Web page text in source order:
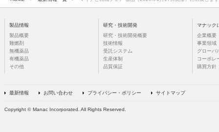
製品情報
製品概要
難燃剤
無機薬品
有機薬品
その他
研究・技術開発
研究・技術開発概要
技術情報
受託システム
生産体制
品質保証
マナック
企業概要
事業領域
グローバ
コーポレ
購買方針
最新情報 お問い合わせ プライバシー・ポリシー サイトマップ
Copyright © Manac Incorporated. All Rights Reserved.